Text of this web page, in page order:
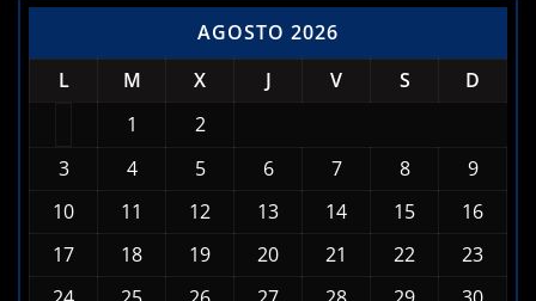
L
M X J V S
D